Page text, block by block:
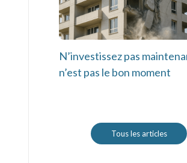
N’investissez pas
n’est pas le bon moment
Tous les articles